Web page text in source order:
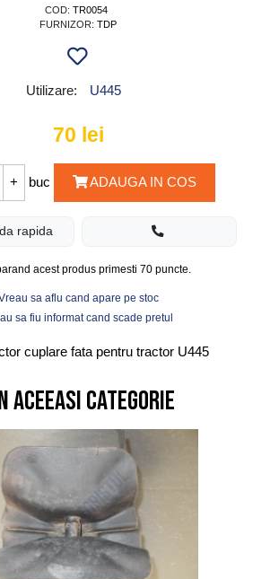
COD: TR0054
FURNIZOR: TDP
Utilizare: U445
70 lei
buc ADAUGA IN COS
rapida
acest produs primesti 70 puncte.
sa aflu cand apare pe stoc
sa fiu informat cand scade pretul
cuplare fata pentru tractor U445
aceeasi categorie